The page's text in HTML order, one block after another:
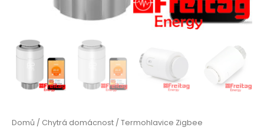
Domů / Chytrá domácnost / Termohlavice Zigbee